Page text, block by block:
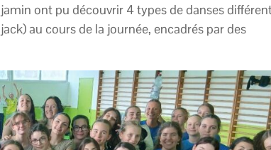
ont pu découvrir 4 types de danses
au cours de la journée, encadrés par des